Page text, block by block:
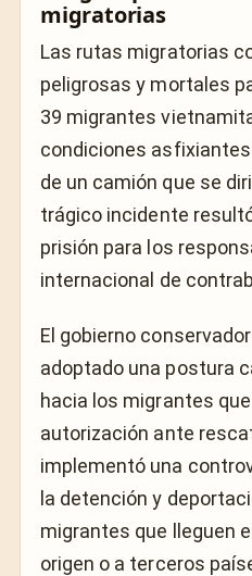
migratorias
Las rutas migratorias
peligrosas y mortales
39 migrantes
condiciones
de un camión que se
trágico incidente
prisión para los
internacional de
El gobierno
adoptado una postura
hacia los migrantes
autorización ante
implementó una
la detención y
migrantes que lleguen
origen o a terceros